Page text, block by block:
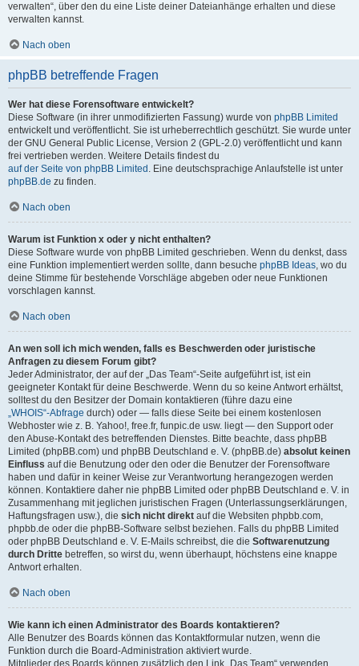
verwalten“, über den du eine Liste deiner Dateianhänge erhalten und diese
verwalten kannst.
Nach oben
phpBB betreffende Fragen
Wer hat diese Forensoftware entwickelt?
Diese Software (in ihrer unmodifizierten Fassung) wurde von phpBB Limited
entwickelt und veröffentlicht. Sie ist urheberrechtlich geschützt. Sie wurde unter
der GNU General Public License, Version 2 (GPL-2.0) veröffentlicht und kann
frei vertrieben werden. Weitere Details findest du
auf der Seite von phpBB Limited . Eine deutschsprachige Anlaufstelle ist unter
phpBB.de zu finden.
Nach oben
Warum ist Funktion x oder y nicht enthalten?
Diese Software wurde von phpBB Limited geschrieben. Wenn du denkst, dass
eine Funktion implementiert werden sollte, dann besuche phpBB Ideas, wo du
deine Stimme für bestehende Vorschläge abgeben oder neue Funktionen
vorschlagen kannst.
Nach oben
An wen soll ich mich wenden, falls es Beschwerden oder juristische
Anfragen zu diesem Forum gibt?
Jeder Administrator, der auf der „Das Team“-Seite aufgeführt ist, ist ein
geeigneter Kontakt für deine Beschwerde. Wenn du so keine Antwort erhältst,
solltest du den Besitzer der Domain kontaktieren (führe dazu eine
„WHOIS“-Abfrage durch) oder — falls diese Seite bei einem kostenlosen
Webhoster wie z. B. Yahoo!, free.fr, funpic.de usw. liegt — den Support oder
den Abuse-Kontakt des betreffenden Dienstes. Bitte beachte, dass phpBB
Limited (phpBB.com) und phpBB Deutschland e. V. (phpBB.de) absolut keinen
Einfluss auf die Benutzung oder den oder die Benutzer der Forensoftware
haben und dafür in keiner Weise zur Verantwortung herangezogen werden
können. Kontaktiere daher nie phpBB Limited oder phpBB Deutschland e. V. in
Zusammenhang mit jeglichen juristischen Fragen (Unterlassungserklärungen,
Haftungsfragen usw.), die sich nicht direkt auf die Websiten phpbb.com,
phpbb.de oder die phpBB-Software selbst beziehen. Falls du phpBB Limited
oder phpBB Deutschland e. V. E-Mails schreibst, die die Softwarenutzung
durch Dritte betreffen, so wirst du, wenn überhaupt, höchstens eine knappe
Antwort erhalten.
Nach oben
Wie kann ich einen Administrator des Boards kontaktieren?
Alle Benutzer des Boards können das Kontaktformular nutzen, wenn die
Funktion durch die Board-Administration aktiviert wurde.
Mitglieder des Boards können zusätzlich den Link „Das Team“ verwenden.